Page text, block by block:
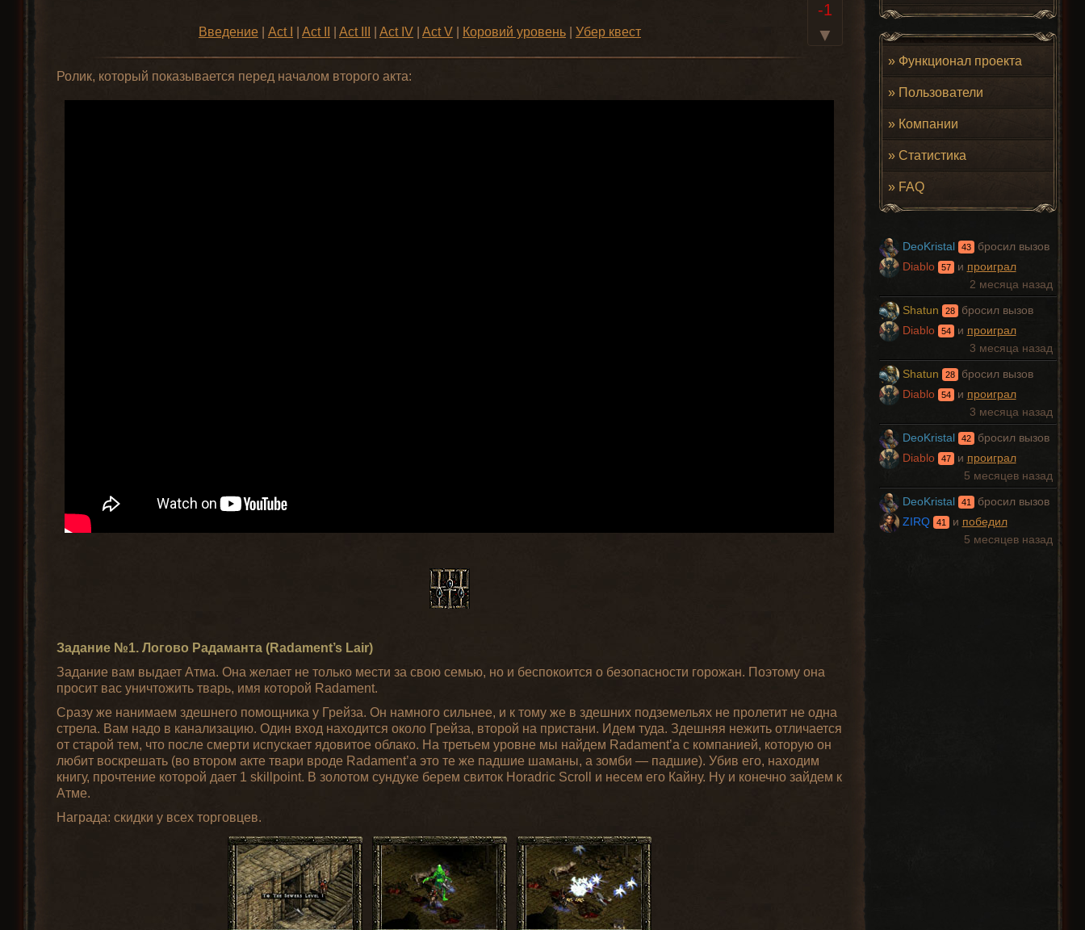
» Функционал проекта
» Пользователи
» Компании
» Статистика
» FAQ
DeoKristal 43 бросил вызов
Diablo
57 и проиграл
2 месяца назад
Shatun 28 бросил вызов
Diablo
54 и проиграл
3 месяца назад
Shatun 28 бросил вызов
Diablo
54 и проиграл
3 месяца назад
DeoKristal 42 бросил вызов
Diablo
47 и проиграл
5 месяцев назад
DeoKristal 41 бросил вызов
ZIRQ
41 и победил
5 месяцев назад
-1
▼
Введение| Act I | Act II | Act III | Act IV| Act V| Коровий уровень| Убер квест
Ролик, который показывается перед началом второго акта:
Задание №1. Логово Радаманта (Radament’s Lair)
Задание вам выдает Атма. Она желает не только мести за свою семью, но и беспокоится о безопасности горожан. Поэтому она
просит вас уничтожить тварь, имя которой Radament.
Сразу же нанимаем здешнего помощника у Грейза. Он намного сильнее, и к тому же в здешних подземельях не пролетит не одна
стрела. Вам надо в канализацию. Один вход находится около Грейза, второй на пристани. Идем туда. Здешняя нежить отличается
от старой тем, что после смерти испускает ядовитое облако. На третьем уровне мы найдем Radament’а с компанией, которую он
любит воскрешать (во втором акте твари вроде Radament’а это те же падшие шаманы, а зомби — падшие). Убив его, находим
книгу, прочтение которой дает 1 skillpoint. В золотом сундуке берем свиток Horadric Scroll и несем его Кайну. Ну и конечно зайдем к
Атме.
Награда: скидки у всех торговцев.